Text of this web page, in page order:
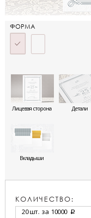
ФОРМА
Лицевая сторона Детали
Вкладыши
КОЛИЧЕСТВО:
20 шт. за 10000 a